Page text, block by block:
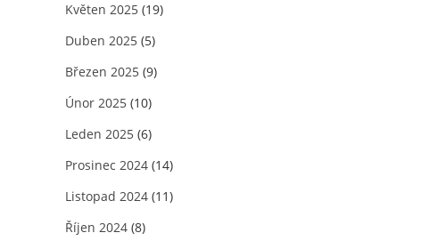
Květen 2025 (19)
Duben 2025 (5)
Březen 2025 (9)
Únor 2025 (10)
Leden 2025 (6)
Prosinec 2024 (14)
Listopad 2024 (11)
Říjen 2024 (8)